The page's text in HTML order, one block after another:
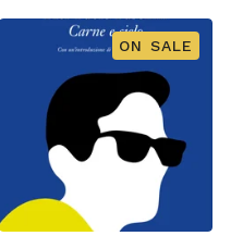
ON SALE